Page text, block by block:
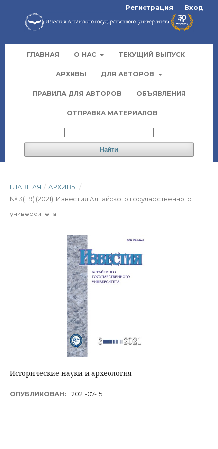
ГЛАВНАЯ О НАС ТЕКУЩИЙ ВЫПУСК
АРХИВЫ ДЛЯ АВТОРОВ
ПРАВИЛА ДЛЯ АВТОРОВ ОБЪЯВЛЕНИЯ
ОТПРАВКА МАТЕРИАЛОВ
Найти
Регистрация Вход
ГЛАВНАЯ / АРХИВЫ /
№ 3(119) (2021): Известия Алтайского государственного
университета
Исторические науки и археология
ОПУБЛИКОВАН: 2021-07-15